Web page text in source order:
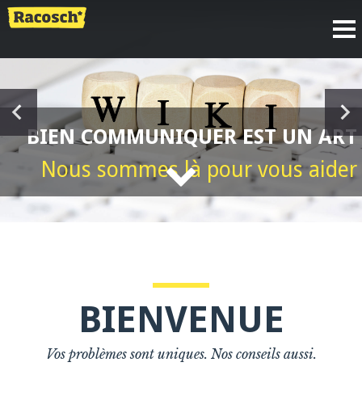
BIEN COMMUNIQUER EST UN ART
Nous sommes là pour vous aider
BIENVENUE
Vos problèmes sont uniques. Nos conseils aussi.